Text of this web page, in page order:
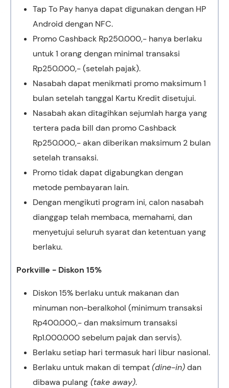
Tap To Pay hanya dapat digunakan dengan HP
Android dengan NFC.
Promo Cashback Rp250.000,- hanya berlaku
untuk 1 orang dengan minimal transaksi
Rp250.000,- (setelah pajak).
Nasabah dapat menikmati promo maksimum 1
bulan setelah tanggal Kartu Kredit disetujui.
Nasabah akan ditagihkan sejumlah harga yang
tertera pada bill dan promo Cashback
Rp250.000,- akan diberikan maksimum 2 bulan
setelah transaksi.
Promo tidak dapat digabungkan dengan
metode pembayaran lain.
Dengan mengikuti program ini, calon nasabah
dianggap telah membaca, memahami, dan
menyetujui seluruh syarat dan ketentuan yang
berlaku.
Porkville - Diskon 15%
Diskon 15% berlaku untuk makanan dan
minuman non-beralkohol (minimum transaksi
Rp400.000,- dan maksimum transaksi
Rp1.000.000 sebelum pajak dan servis).
Berlaku setiap hari termasuk hari libur nasional.
Berlaku untuk makan di tempat(dine-in)dan
dibawa pulang (take away).